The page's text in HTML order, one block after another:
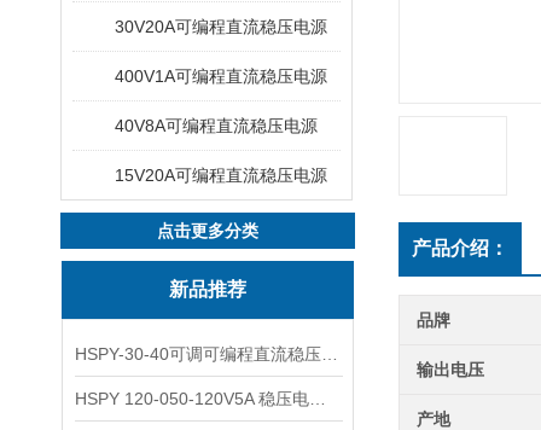
30V20A可编程直流稳压电源
400V1A可编程直流稳压电源
40V8A可编程直流稳压电源
15V20A可编程直流稳压电源
点击更多分类
新品推荐
产品介绍：
品牌
输出电压
产地